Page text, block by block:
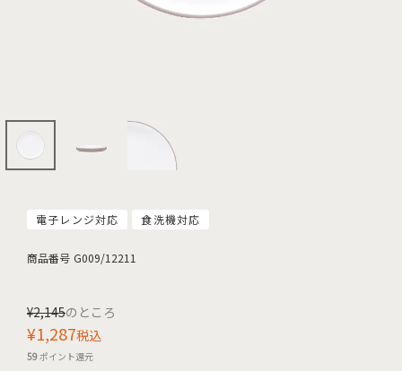
電子レンジ対応 食洗機対応
商品番号 G009/12211
¥2,145のところ
¥1,287税込
59ポイント還元